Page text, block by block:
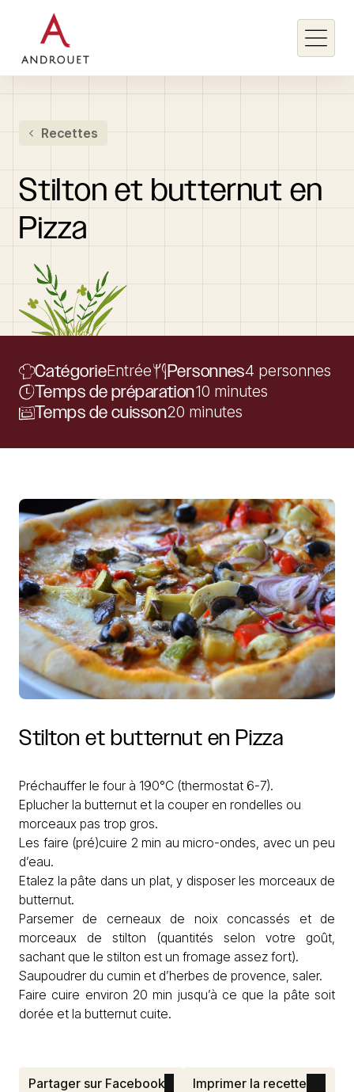
Rechercher un mot clé
Recettes
Stilton et butternut en
Pizza
CatégorieEntrée Personnes4 personnes
Temps de préparation10 minutes
Temps de cuisson20 minutes
Stilton et butternut en Pizza
Préchauffer le four à 190°C (thermostat 6-7).
Eplucher la butternut et la couper en rondelles ou
morceaux pas trop gros.
Les faire (pré)cuire 2 min au micro-ondes, avec un peu
d’eau.
Etalez la pâte dans un plat, y disposer les morceaux de
butternut.
Parsemer de cerneaux de noix concassés et de
morceaux de stilton (quantités selon votre goût,
sachant que le stilton est un fromage assez fort).
Saupoudrer du cumin et d’herbes de provence, saler.
Faire cuire environ 20 min jusqu’à ce que la pâte soit
dorée et la butternut cuite.
Partager sur Facebook Imprimer la recette